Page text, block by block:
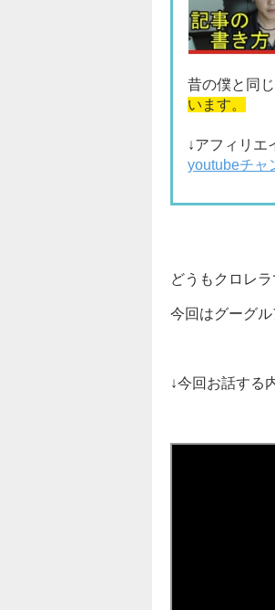
昔の僕と同
います。
↓アフィリエ
youtubeチャ
どうもクロレラ
今回はグーグ
↓今回お話する